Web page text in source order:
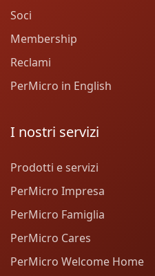
Soci
Membership
Reclami
PerMicro in English
I nostri servizi
Prodotti e servizi
PerMicro Impresa
PerMicro Famiglia
PerMicro Cares
PerMicro Welcome Home